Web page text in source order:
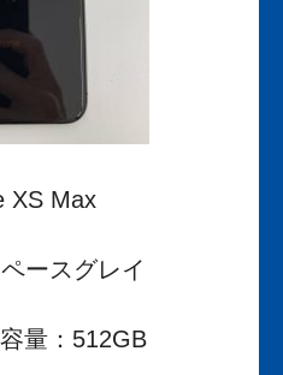
XS Max
ースグレイ
量：512GB